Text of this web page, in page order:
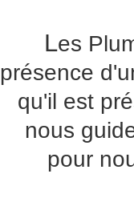
Les
présence
qu'il est
nous
pour